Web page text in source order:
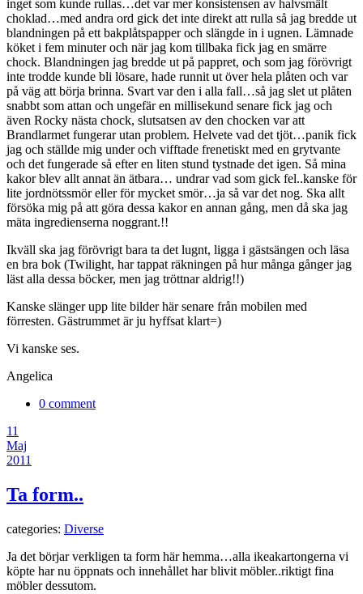
inget som kunde rullas…det var mer konsistensen av halvsmält
choklad…med andra ord gick det inte direkt att rulla så jag bredde ut
blandningen på ett bakplåtspapper och slängde in i ugnen. Lämnade
köket i fem minuter och när jag kom tillbaka fick jag en smärre
chock. Blandningen jag bredde ut på pappret, och som jag förövrigt
inte trodde kunde bli lösare, hade runnit ut över hela plåten och var
på väg att börja brinna. Svart var den i alla fall…så jag slet ut plåten
snabbt som attan och ungefär en millisekund senare fick jag och
även Rocky nästa chock, slutsatsen av den chocken var att
Brandlarmet fungerar utan problem. Helvete vad det tjöt…panik fick
jag och ställde mig under och vifftade frenetiskt med en grytvante
och det fungerade så efter en liten stund tystnade det igen. Så mina
kakor blev allt annat än ätbara… undrar vad som gick fel..kanske för
lite jordnötssmör eller för mycket smör…ja så var det nog. Ska allt
försöka mig på att göra dessa kakor en annan gång, men då ska jag
mäta ingredienserna noggrant.!!
Ikväll ska jag förövrigt bara ta det lugnt, ligga i gästsängen och läsa
en bra bok (Twilight, har tappat räkningen på hur många gånger jag
läst alla dessa böcker, men jag tröttnar aldrig!!)
Kanske slänger upp lite bilder här senare från mobilen med
förresten. Gästrummet är ju hyffsat klart=)
Vi kanske ses.
Angelica
0 comment
11
Maj
2011
Ta form..
categories: Diverse
Ja det börjar verkligen ta form här hemma…alla ikeakartongerna vi
köpte har nu öppnats och innehållet har blivit möbler..riktigt fina
möbler dessutom.